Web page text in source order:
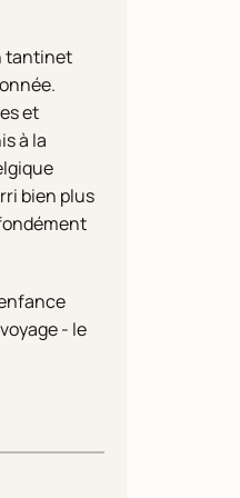
tantinet
et
à la
bien plus
- le